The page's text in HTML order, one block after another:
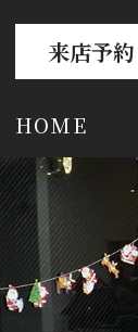
来店予約
HOME